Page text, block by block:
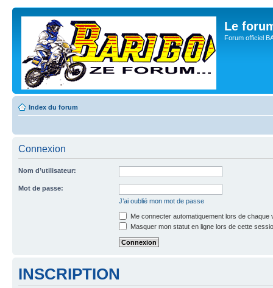
Le
Forum officiel
Index du forum
Connexion
Nom d’utilisateur:
Mot de passe:
J’ai oublié mon mot de passe
Me connecter automatiquement lors de chaque
Masquer mon statut en ligne lors de cette
INSCRIPTION